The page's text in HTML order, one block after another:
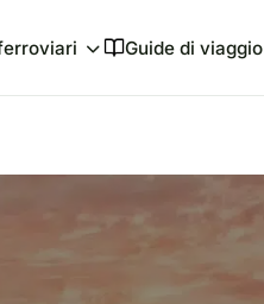
Guide di viaggio